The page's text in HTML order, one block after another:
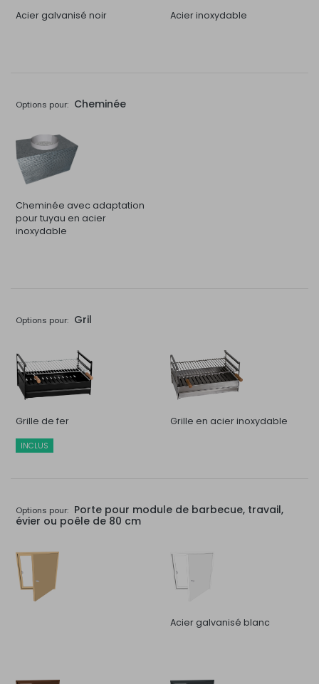
Acier galvanisé noir Acier inoxydable
Options pour: Cheminée
Cheminée avec adaptation
pour tuyau en acier
inoxydable
Options pour: Gril
Grille de fer
INCLUS
Grille en acier inoxydable
Options pour: Porte pour module de barbecue, travail,
évier ou poêle de 80 cm
Acier galvanisé blanc